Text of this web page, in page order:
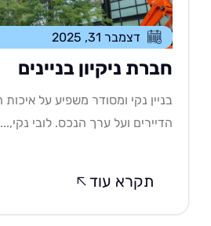
דצמבר 31, 2025
חברת ניקיון בניינים
בניין נקי ומסודר משפיע על
הדיירים ועל ערך הנכס. לובי
תקרא עוד